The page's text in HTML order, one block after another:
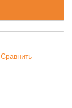
Сравнить